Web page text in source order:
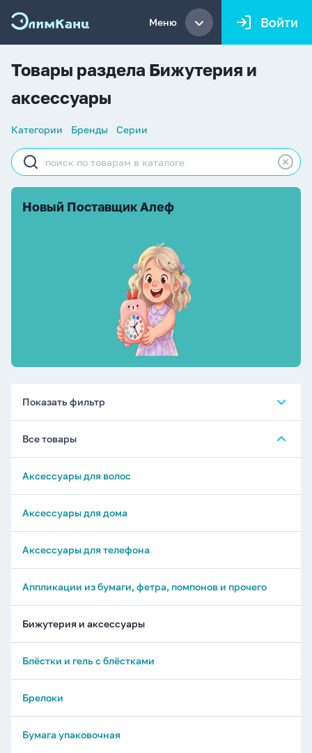
Меню Войти
Товары раздела Бижутерия и
аксессуары
Список
Категории Бренды Серии
Строка
поиска
Новый Поставщик Алеф
Показать фильтр
Все товары
Аксессуары для волос
Аксессуары для дома
Аксессуары для телефона
Аппликации из бумаги, фетра, помпонов и прочего
Бижутерия и аксессуары
Блёстки и гель с блёстками
Брелоки
Бумага упаковочная